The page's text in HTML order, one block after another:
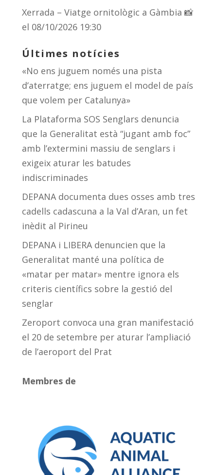
Xerrada – Viatge ornitològic a Gàmbia 📸
el 08/10/2026 19:30
Últimes notícies
«No ens juguem només una pista
d’aterratge; ens juguem el model de país
que volem per Catalunya»
La Plataforma SOS Senglars denuncia
que la Generalitat està “jugant amb foc”
amb l’extermini massiu de senglars i
exigeix aturar les batudes
indiscriminades
DEPANA documenta dues osses amb tres
cadells cadascuna a la Val d’Aran, un fet
inèdit al Pirineu
DEPANA i LIBERA denuncien que la
Generalitat manté una política de
«matar per matar» mentre ignora els
criteris científics sobre la gestió del
senglar
Zeroport convoca una gran manifestació
el 20 de setembre per aturar l’ampliació
de l’aeroport del Prat
Membres de